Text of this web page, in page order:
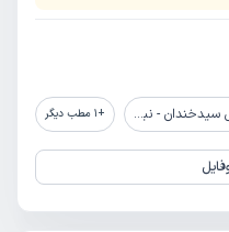
- بیمارستان رسالت تهران +
1 مطب دیگر